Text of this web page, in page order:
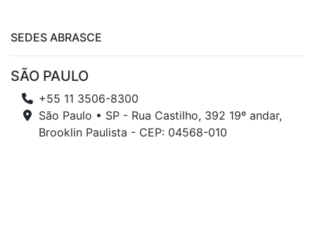
SEDES ABRASCE
SÃO PAULO
+55 11 3506-8300
São Paulo • SP - Rua Castilho, 392 19º andar,
Brooklin Paulista - CEP: 04568-010